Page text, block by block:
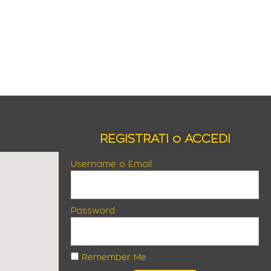
REGISTRATI o ACCEDI
Username o Email
Password
Remember Me